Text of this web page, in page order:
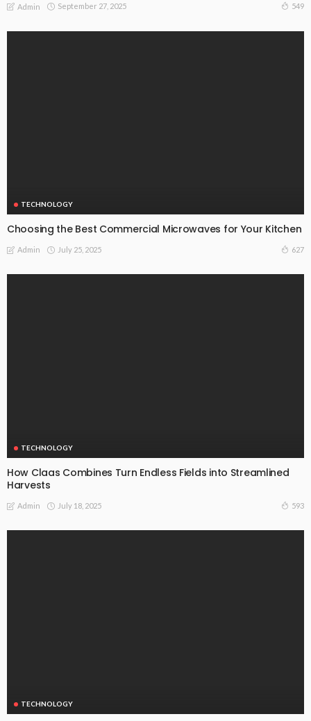
Admin September 27, 2025 549
TECHNOLOGY
Choosing the Best Commercial Microwaves for Your Kitchen
Admin July 25, 2025 627
TECHNOLOGY
How Claas Combines Turn Endless Fields into Streamlined
Harvests
Admin July 18, 2025 593
TECHNOLOGY